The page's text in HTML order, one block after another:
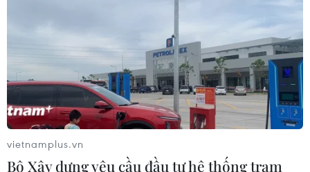
vietnamplus.vn
Bộ Xây dựng yêu cầu đầu tư hệ thống trạm